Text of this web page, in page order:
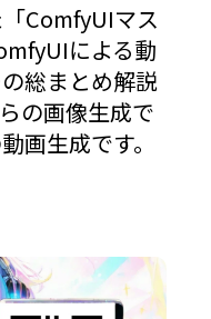
ComfyUIマス
による動
総まとめ解説
の画像生成で
画生成です。